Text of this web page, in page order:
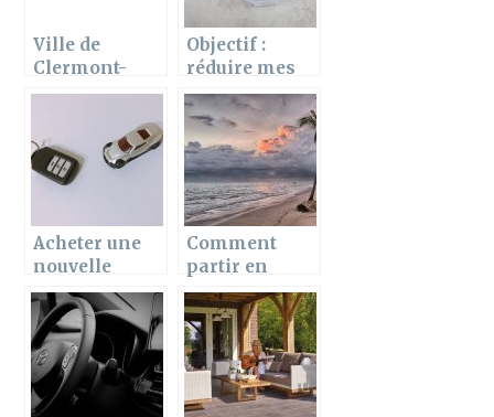
Ville de
Clermont-
Ferrand : votre
plus à la place
où vous l’avez
garé ? Que
Objectif :
réduire mes
déchets en
voyage
Acheter une
nouvelle
voiture pour le
départ en
vacances,
comment
bien
s’organiser ?
Comment
partir en
vacances en
voiture
électrique ?